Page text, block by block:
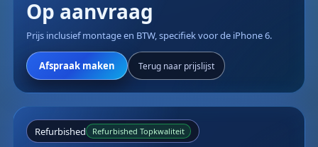
Op aanvraag
Prijs inclusief montage en BTW, specifiek voor de iPhone 6.
Afspraak maken Terug naar prijslijst
Refurbished Refurbished Topkwaliteit